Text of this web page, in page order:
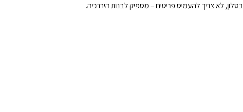
לא צריך להעמיס פריטים – מספיק לבנות היררכיה.